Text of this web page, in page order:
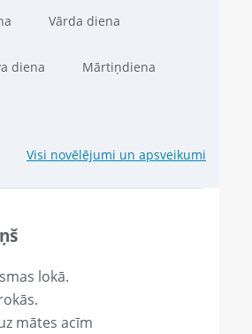
Vārda diena
diena Mārtiņdiena
Visi novēlējumi un apsveikumi
lokā.
mātes acīm